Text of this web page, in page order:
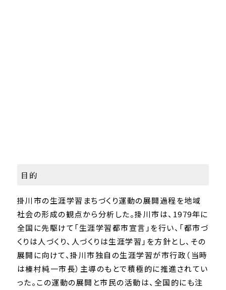
目的
掛川市の生涯学習まちづくり運動の展開過程を地域
社会の形成の観点から分析した。掛川市は、1979年に
全国に先駆けて「生涯学習都市宣言」を行い、「都市づ
くりは人づくり、人づくりは生涯学習」を方針とし、その
展開に向けて、掛川市独自の生涯学習が市行政（当時
は榛村純一市長）主導のもとで積極的に推進されてい
った。この運動の展開と市民の活動は、全国的にも注